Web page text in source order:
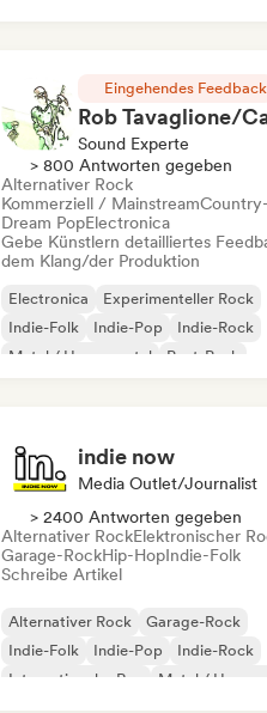
Eingehendes Feedback
Sound Experte
> 800 Antworten gegeben
Alternativer Rock
Kommerziell / Mainstream
Dream PopElectronica
Gebe Künstlern detailliertes
dem Klang/der Produktion
Electronica
Experimenteller Rock
Indie-Folk
Indie-Pop
Indie-Rock
Metal / Heavy metal
Post-Punk
indie now
Media Outlet/Journalist
> 2400 Antworten gegeben
Alternativer RockElektronischer
Garage-RockHip-HopIndie-Folk
Schreibe Artikel
Alternativer Rock
Garage-Rock
Indie-Folk
Indie-Pop
Indie-Rock
Internationaler Rap
Metal / Heavy